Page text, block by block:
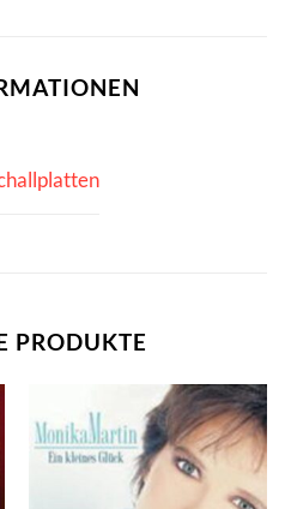
PRODUKTE